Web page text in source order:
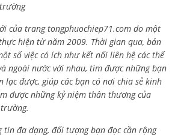
của trang tongphuochiep71.com do một
hiện từ năm 2009. Thời gian qua, bản
số việc có ích như kết nối liên hệ các thế
ngoài nước với nhau, tìm được những bạn
lạc được, giúp các bạn có nơi chia sẻ kinh
được những kỷ niệm thân thương của
tin đa dạng, đối tượng bạn đọc cần rộng